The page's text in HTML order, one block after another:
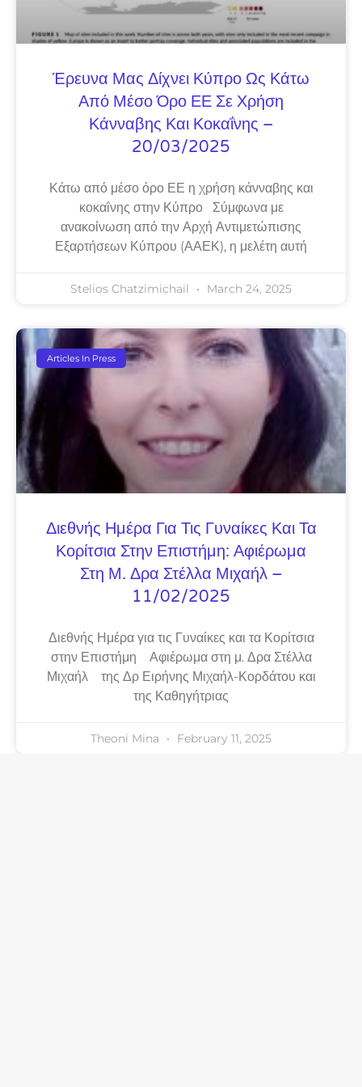
Έρευνα Μας Δίχνει Κύπρο Ως Κάτω
Από Μέσο Όρο ΕΕ Σε Χρήση
Κάνναβης Και Κοκαΐνης –
20/03/2025
Κάτω από μέσο όρο ΕΕ η χρήση κάνναβης και
κοκαΐνης στην Κύπρο Σύμφωνα με
ανακοίνωση από την Αρχή Αντιμετώπισης
Εξαρτήσεων Κύπρου (ΑΑΕΚ), η μελέτη αυτή
Stelios Chatzimichail March 24, 2025
Articles In Press
Διεθνής Ημέρα Για Τις Γυναίκες Και Τα
Κορίτσια Στην Επιστήμη: Αφιέρωμα
Στη Μ. Δρα Στέλλα Μιχαήλ –
11/02/2025
Διεθνής Ημέρα για τις Γυναίκες και τα Κορίτσια
στην Επιστήμη Αφιέρωμα στη μ. Δρα Στέλλα
Μιχαήλ της Δρ Ειρήνης Μιχαήλ-Κορδάτου και
της Καθηγήτριας
Theoni Mina February 11, 2025